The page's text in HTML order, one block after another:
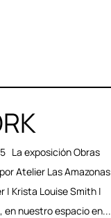
La exposición Obras
Atelier Las Amazonas
| Krista Louise Smith |
en nuestro espacio en...